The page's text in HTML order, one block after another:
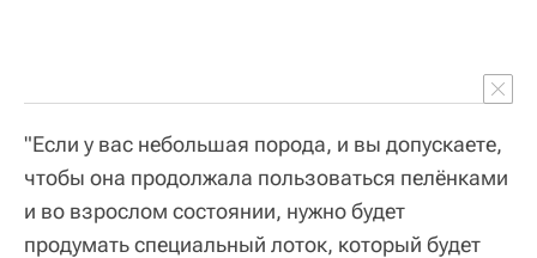
"Если у вас небольшая порода, и вы допускаете,
чтобы она продолжала пользоваться пелёнками
и во взрослом состоянии, нужно будет
продумать специальный лоток, который будет